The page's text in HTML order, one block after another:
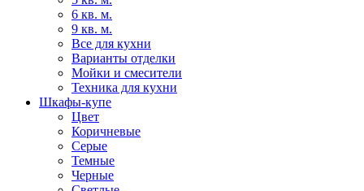
6 кв. м.
9 кв. м.
Все для кухни
Варианты отделки
Мойки и смесители
Техника для кухни
Шкафы-купе
Цвет
Коричневые
Серые
Темные
Черные